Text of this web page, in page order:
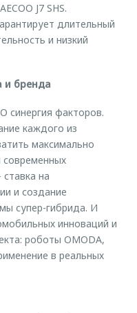
J7 SHS.
длительный
и низкий
и бренда
синергия факторов.
каждого из
максимально
на
и создание
супер-гибрида. И
инноваций и
роботы OMODA,
в реальных